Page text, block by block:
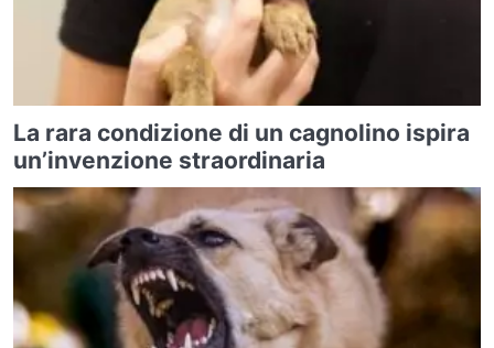
La rara condizione di un cagnolino ispira
un’invenzione straordinaria